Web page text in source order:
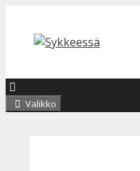
sisältöön
Valikko